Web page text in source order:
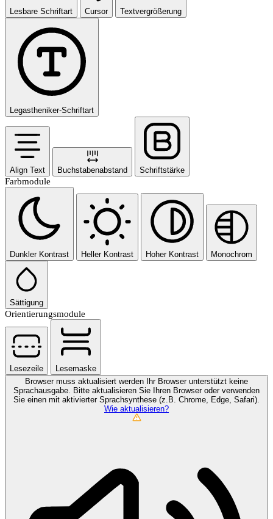
Lesbare Schriftart Cursor Textvergrößerung
Legastheniker-Schriftart
Align Text Buchstabenabstand Schriftstärke
Farbmodule
Dunkler Kontrast Heller Kontrast Hoher Kontrast Monochrom
Sättigung
Orientierungsmodule
Lesezeile
Lesemaske
Browser muss aktualisiert werden
Ihr Browser unterstützt keine
Sprachausgabe. Bitte aktualisieren Sie Ihren Browser oder verwenden
Sie einen mit aktivierter Sprachsynthese (z.B. Chrome, Edge, Safari).
Wie aktualisieren?